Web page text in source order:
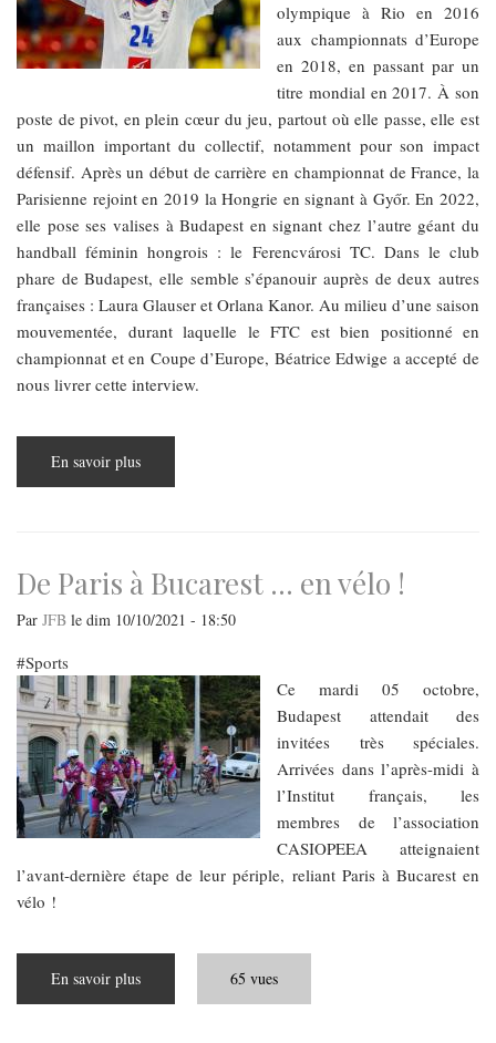
olympique à Rio en 2016
aux championnats d’Europe
en 2018, en passant par un
titre mondial en 2017. À son
poste de pivot, en plein cœur du jeu, partout où elle passe, elle est
un maillon important du collectif, notamment pour son impact
défensif. Après un début de carrière en championnat de France, la
Parisienne rejoint en 2019 la Hongrie en signant à Győr. En 2022,
elle pose ses valises à Budapest en signant chez l’autre géant du
handball féminin hongrois : le Ferencvárosi TC. Dans le club
phare de Budapest, elle semble s’épanouir auprès de deux autres
françaises : Laura Glauser et Orlana Kanor. Au milieu d’une saison
mouvementée, durant laquelle le FTC est bien positionné en
championnat et en Coupe d’Europe, Béatrice Edwige a accepté de
nous livrer cette interview.
En savoir plus
:
français
du
FTC
De Paris à Bucarest … en vélo !
Par JFB le dim 10/10/2021 - 18:50
Sports
Ce mardi 05 octobre,
Budapest attendait des
invitées très spéciales.
Arrivées dans l’après-midi à
l’Institut français, les
membres de l’association
CASIOPEEA atteignaient
l’avant-dernière étape de leur périple, reliant Paris à Bucarest en
vélo !
En savoir plus
Paris
65 vues